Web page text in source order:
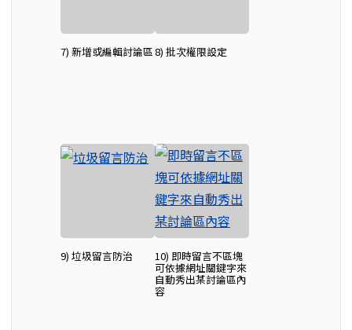
7) 新增或編輯討論區8) 批次權限設定
9) 垃圾留言防治 10) 即時留言不區塊
可依據網址關鍵字來
自動秀出某討論區內
容